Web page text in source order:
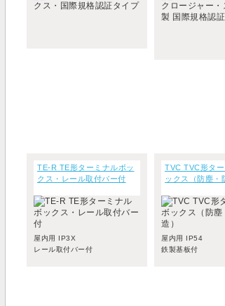
TE-R TE形ターミナルボッ
クス・レール取付バー付
屋内用 IP3X
レール取付バー付
TVC TVC形タ
ックス（防塵・
屋内用 IP54
鉄製基板付